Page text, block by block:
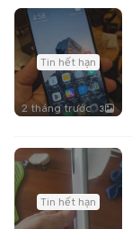
Tin hết hạn
2 tháng trước 3
Tin hết hạn